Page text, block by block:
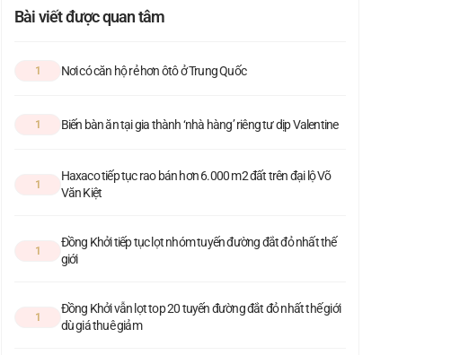
Bài viết được quan tâm
1 Nơi có căn hộ rẻ hơn ôtô ở Trung Quốc
1 Biến bàn ăn tại gia thành ‘nhà hàng’ riêng tư dịp Valentine
1
Haxaco tiếp tục rao bán hơn 6.000 m2 đất trên đại lộ Võ
Văn Kiệt
1
Đồng Khởi tiếp tục lọt nhóm tuyến đường đắt đỏ nhất thế
giới
1
Đồng Khởi vẫn lọt top 20 tuyến đường đắt đỏ nhất thế giới
dù giá thuê giảm